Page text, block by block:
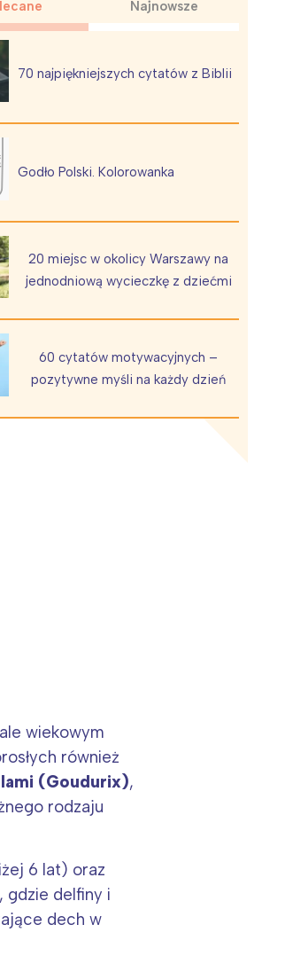
Najnowsze
70 najpiękniejszych cytatów z Biblii
Godło Polski. Kolorowanka
20 miejsc w okolicy Warszawy na
jednodniową wycieczkę z dziećmi
60 cytatów motywacyjnych –
pozytywne myśli na każdy dzień
wiekowym
również
(Goudurix),
rodzaju
6 lat) oraz
gdzie delfiny i
dech w